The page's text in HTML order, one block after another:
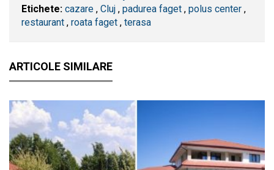
Etichete: cazare , ​Cluj , padurea faget , polus center ,
restaurant , roata faget , terasa
ARTICOLE SIMILARE